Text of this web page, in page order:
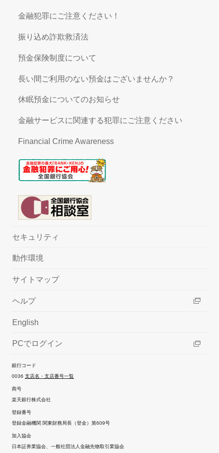
金融犯罪にご注意ください！
振り込め詐欺救済法
預金保険制度について
長い間ご利用のない預金はございませんか？
休眠預金についてのお知らせ
金融サービスに関連する犯罪にご注意ください
Financial Crime Awareness
セキュリティ
動作環境
サイトマップ
ヘルプ
English
PCでログイン
銀行コード
0036 支店名・支店番号一覧
商号
楽天銀行株式会社
登録番号
登録金融機関 関東財務局長（登金）第609号
加入協会
日本証券業協会、一般社団法人金融先物取引業協会